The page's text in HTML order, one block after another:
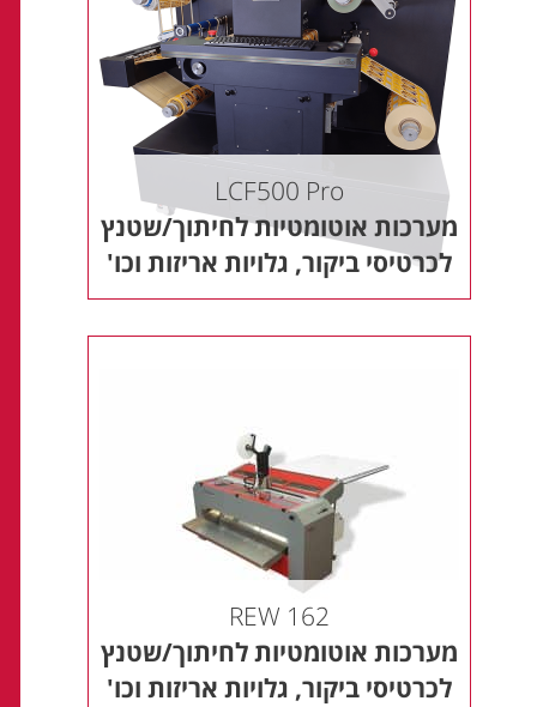
LCF500 Pro
מערכות אוטומטיות לחיתוך/שטנץ
לכרטיסי ביקור, גלויות אריזות וכו'
REW 162
מערכות אוטומטיות לחיתוך/שטנץ
לכרטיסי ביקור, גלויות אריזות וכו'